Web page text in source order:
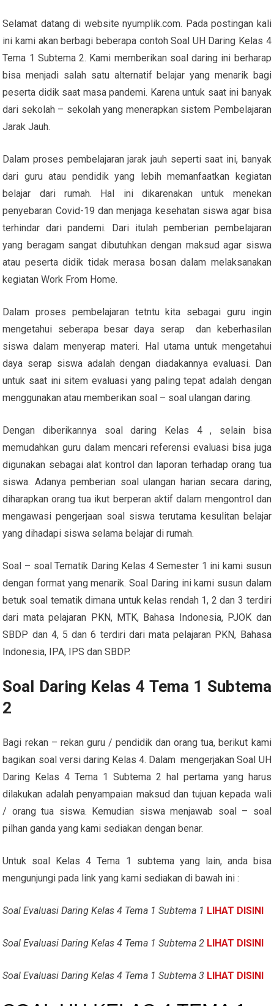
Selamat datang di website nyumplik.com. Pada postingan kali
ini kami akan berbagi beberapa contoh Soal UH Daring Kelas 4
Tema 1 Subtema 2. Kami memberikan soal daring ini berharap
bisa menjadi salah satu alternatif belajar yang menarik bagi
peserta didik saat masa pandemi. Karena untuk saat ini banyak
dari sekolah – sekolah yang menerapkan sistem Pembelajaran
Jarak Jauh.
Dalam proses pembelajaran jarak jauh seperti saat ini, banyak
dari guru atau pendidik yang lebih memanfaatkan kegiatan
belajar dari rumah. Hal ini dikarenakan untuk menekan
penyebaran Covid-19 dan menjaga kesehatan siswa agar bisa
terhindar dari pandemi. Dari itulah pemberian pembelajaran
yang beragam sangat dibutuhkan dengan maksud agar siswa
atau peserta didik tidak merasa bosan dalam melaksanakan
kegiatan Work From Home.
Dalam proses pembelajaran tetntu kita sebagai guru ingin
mengetahui seberapa besar daya serap dan keberhasilan
siswa dalam menyerap materi. Hal utama untuk mengetahui
daya serap siswa adalah dengan diadakannya evaluasi. Dan
untuk saat ini sitem evaluasi yang paling tepat adalah dengan
menggunakan atau memberikan soal – soal ulangan daring.
Dengan diberikannya soal daring Kelas 4 , selain bisa
memudahkan guru dalam mencari referensi evaluasi bisa juga
digunakan sebagai alat kontrol dan laporan terhadap orang tua
siswa. Adanya pemberian soal ulangan harian secara daring,
diharapkan orang tua ikut berperan aktif dalam mengontrol dan
mengawasi pengerjaan soal siswa terutama kesulitan belajar
yang dihadapi siswa selama belajar di rumah.
Soal – soal Tematik Daring Kelas 4 Semester 1 ini kami susun
dengan format yang menarik. Soal Daring ini kami susun dalam
betuk soal tematik dimana untuk kelas rendah 1, 2 dan 3 terdiri
dari mata pelajaran PKN, MTK, Bahasa Indonesia, PJOK dan
SBDP dan 4, 5 dan 6 terdiri dari mata pelajaran PKN, Bahasa
Indonesia, IPA, IPS dan SBDP.
Soal Daring Kelas 4 Tema 1 Subtema
2
Bagi rekan – rekan guru / pendidik dan orang tua, berikut kami
bagikan soal versi daring Kelas 4. Dalam mengerjakan Soal UH
Daring Kelas 4 Tema 1 Subtema 2 hal pertama yang harus
dilakukan adalah penyampaian maksud dan tujuan kepada wali
/ orang tua siswa. Kemudian siswa menjawab soal – soal
pilhan ganda yang kami sediakan dengan benar.
Untuk soal Kelas 4 Tema 1 subtema yang lain, anda bisa
mengunjungi pada link yang kami sediakan di bawah ini :
Soal Evaluasi Daring Kelas 4 Tema 1 Subtema 1 LIHAT DISINI
Soal Evaluasi Daring Kelas 4 Tema 1 Subtema 2 LIHAT DISINI
Soal Evaluasi Daring Kelas 4 Tema 1 Subtema 3 LIHAT DISINI